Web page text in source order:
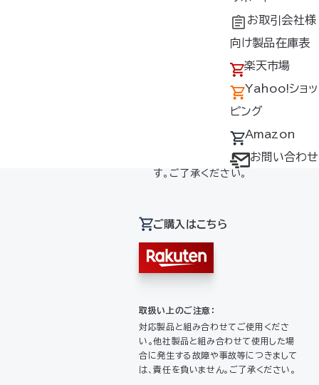
ョン
会社概要
会社沿革
アクセス
採用情報
よくあるご質問
不要なバッテリー
の回収について
デバイス・ファン
オプション対応表
取扱説明書ダウ
ンロードサービス
ユーザー登録
お取引会社様
向け製品在庫表
楽天市場
Yahoo!ショッ
ピング
Amazon
お問い合わせ
*7.2V時の風量。
お使いのモニター設定などによ
若干異なります。また、仕様は予
告なく変更する場合がございま
す。ご了承ください。
ご購入はこちら
取扱い上のご注意：
対応製品と組み合わせてご使用くださ
い。他社製品と組み合わせて使用した場
合に発生する故障や事故等につきまして
は、責任を負いません。ご了承ください。